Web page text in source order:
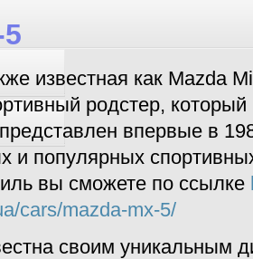
известная как Mazda
родстер,
впервые в
и популярных
вы сможете по ссылке
cars/mazda-mx-5/
своим уникальным